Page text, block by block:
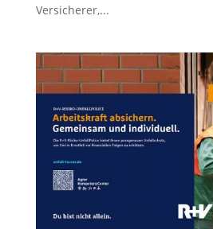
Versicherer,...